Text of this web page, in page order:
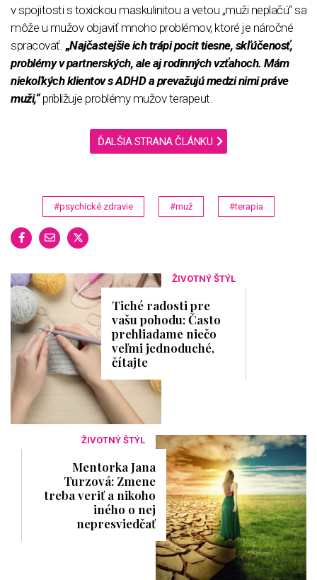
v spojitosti s toxickou maskulinitou a vetou „muži neplačú“ sa
môže u mužov objaviť mnoho problémov, ktoré je náročné
spracovať. „Najčastejšie ich trápi pocit tiesne, skľúčenosť,
problémy v partnerských, ale aj rodinných vzťahoch. Mám
niekoľkých klientov s ADHD a prevažujú medzi nimi práve
muži,“približuje problémy mužov terapeut.
ĎALŠIA STRANA ČLÁNKU
#psychické zdravie #muž #terapia
ŽIVOTNÝ ŠTÝL
Tiché radosti pre
vašu pohodu: Často
prehliadame niečo
veľmi jednoduché,
čítajte
ŽIVOTNÝ ŠTÝL
Mentorka Jana
Turzová: Zmene
treba veriť a nikoho
iného o nej
nepresviedčať